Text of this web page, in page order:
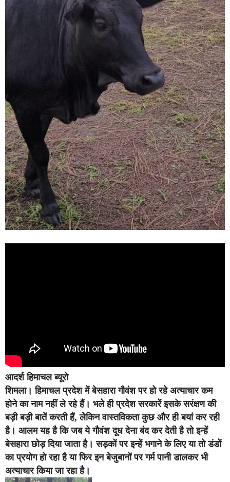
आदर्श हिमाचल ब्यूरो
शिमला। हिमाचल प्रदेश में बेसहारा गौवंश पर हो रहे अत्याचार कम
होने का नाम नहीं ले रहे हैं। भले ही प्रदेश सरकारें इसके सरंक्षण की
बड़ी बड़ी बातें करती हैं, लेकिन वास्तविकता कुछ और ही बयां कर रही
है। आलम यह है कि जब ये गौवंश दूध देना बंद कर देती है तो इन्हें
बेसहारा छोड़ दिया जाता है। सड़कों पर इन्हें भगाने के लिए या तो डंडों
का प्रयोग हो रहा है या फिर इन बेजुबानों पर गर्म पानी डालकर भी
अत्याचार किया जा रहा है।